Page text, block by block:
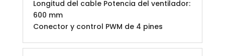
Longitud del cable Potencia del ventilador:
600 mm
Conector y control PWM de 4 pines